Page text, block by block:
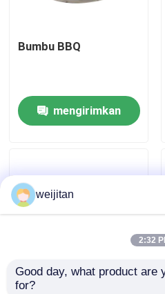
Kontrol kualitas
Permintaan Penawaran
Rasa Minuman
Bumbu BBQ
mengirimkan
Bubuk bumbu daging
weijitan
2:32
Good day, what product are
for?